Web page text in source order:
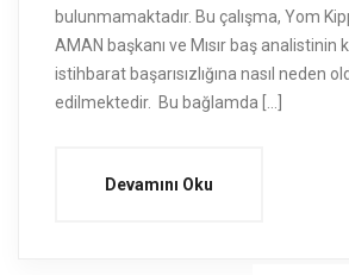
bulunmamaktadır. Bu çalışma, Yom
AMAN başkanı ve Mısır baş analistinin
istihbarat başarısızlığına nasıl neden
edilmektedir. Bu bağlamda […]
Devamını Oku